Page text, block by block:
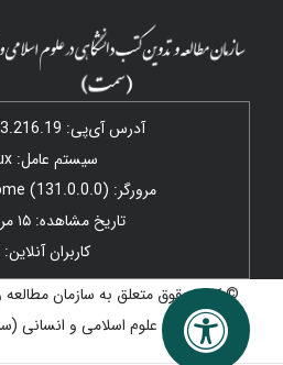
آدرس آی‌پی:
سیستم عامل: Linux
مرورگر: Google Chrome (131.0.0.0)
تاریخ مشاهده: ۱۵ مرداد ۱۴۰۵
کاربران آنلاین: 67
© کلیه حقوق متعلق به سازمان
علوم اسلامی و انسانی